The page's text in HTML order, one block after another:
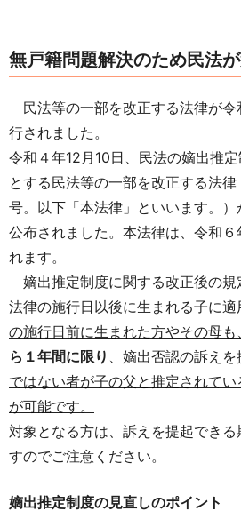
無戸籍問題解決のため民法
民法等の一部を改正する法律が令
行されました。
令和４年12月10日、民法の嫡出推
とする民法等の一部を改正する法
号。以下「本法律」といいます。
公布されました。本法律は、令和
れます。
嫡出推定制度に関する改正後の規
法律の施行日以後に生まれる子に適
の施行日前に生まれた方やその母も、
ら１年間に限り
、嫡出否認の訴え
ではない者が子の父と推定されて
が可能です。
対象となる方は、訴えを提起できる
すのでご注意ください。
嫡出推定制度の見直しのポイント